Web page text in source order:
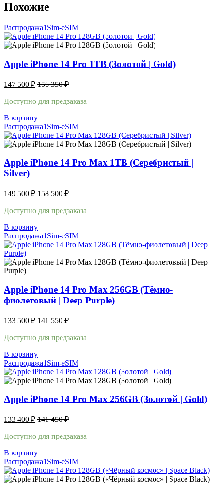
Похожие
Распродажа1Sim-eSIM
Apple iPhone 14 Pro 1TB (Золотой | Gold)
147 500 ₽ 156 350₽
Доступно для предзаказа
В корзину
Распродажа1Sim-eSIM
Apple iPhone 14 Pro Max 1TB (Серебристый |
Silver)
149 500 ₽ 158 500₽
Доступно для предзаказа
В корзину
Распродажа1Sim-eSIM
Apple iPhone 14 Pro Max 256GB (Тёмно-
фиолетовый | Deep Purple)
133 500 ₽ 141 550₽
Доступно для предзаказа
В корзину
Распродажа1Sim-eSIM
Apple iPhone 14 Pro Max 256GB (Золотой | Gold)
133 400 ₽ 141 450₽
Доступно для предзаказа
В корзину
Распродажа1Sim-eSIM